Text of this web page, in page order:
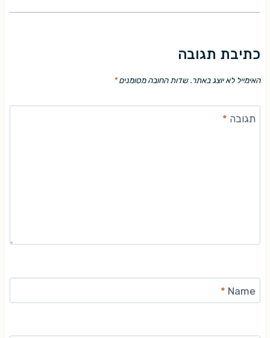
כתיבת תגובה
האימייל לא יוצג באתר. שדות החובה מסומנים*
תגובה *
Name
*